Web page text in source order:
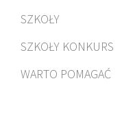
SZKOŁY
SZKOŁY KONKURS
WARTO POMAGAĆ